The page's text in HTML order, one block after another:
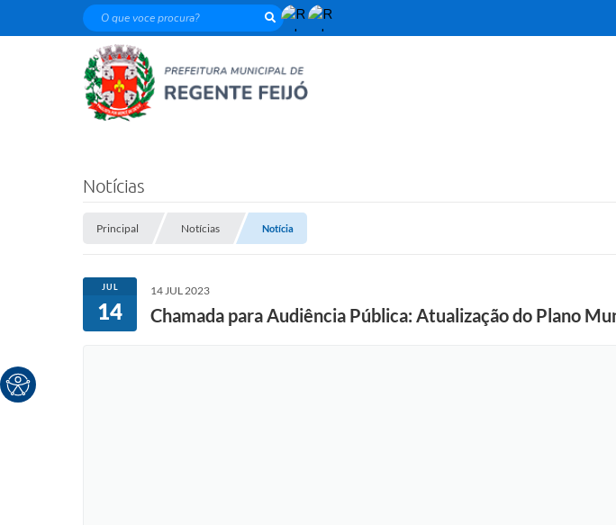
O que voce procura?
Notícias
Principal Notícias Notícia
JUL
14
14 JUL 2023
Chamada para Audiência Pública: Atualização do Plano